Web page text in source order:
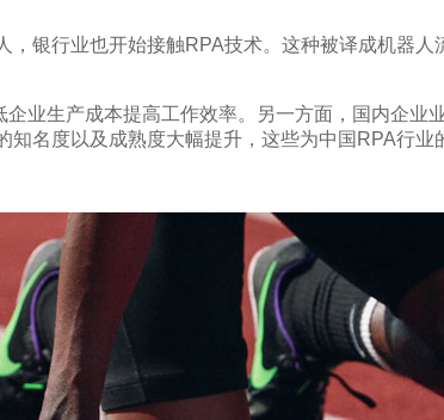
银行业也开始接触RPA技术。这种被译成机器
业生产成本提高工作效率。另一方面，国内企
名度以及成熟度大幅提升，这些为中国RPA行业